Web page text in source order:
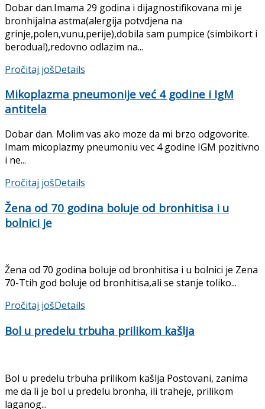
Dobar dan.Imama 29 godina i dijagnostifikovana mi je
bronhijalna astma(alergija potvdjena na
grinje,polen,vunu,perije),dobila sam pumpice (simbikort i
berodual),redovno odlazim na...
Pročitaj jošDetails
Mikoplazma pneumonije već 4 godine i IgM
antitela
Dobar dan. Molim vas ako moze da mi brzo odgovorite.
Imam micoplazmy pneumoniu vec 4 godine IGM pozitivno
i ne...
Pročitaj jošDetails
Žena od 70 godina boluje od bronhitisa i u
bolnici je
Žena od 70 godina boluje od bronhitisa i u bolnici je Zena
70-Ttih god boluje od bronhitisa,ali se stanje toliko...
Pročitaj jošDetails
Bol u predelu trbuha prilikom kašlja
Bol u predelu trbuha prilikom kašlja Postovani, zanima
me da li je bol u predelu bronha, ili traheje, prilikom
laganog...